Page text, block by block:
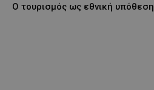
Ο τουρισμός ως εθνική υπόθεση